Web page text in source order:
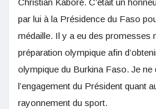
Christian Kaboré. C’était un
par lui à la Présidence du Faso
médaille. Il y a eu des promesses
préparation olympique afin
olympique du Burkina Faso. Je ne
l’engagement du Président quant
rayonnement du sport.